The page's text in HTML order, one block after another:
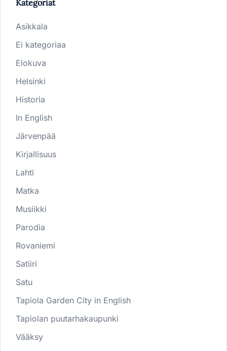
Kategoriat
Asikkala
Ei kategoriaa
Elokuva
Helsinki
Historia
In English
Järvenpää
Kirjallisuus
Lahti
Matka
Musiikki
Parodia
Rovaniemi
Satiiri
Satu
Tapiola Garden City in English
Tapiolan puutarhakaupunki
Vääksy